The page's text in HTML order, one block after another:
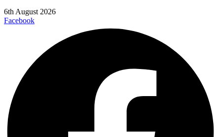
6th August 2026
Facebook